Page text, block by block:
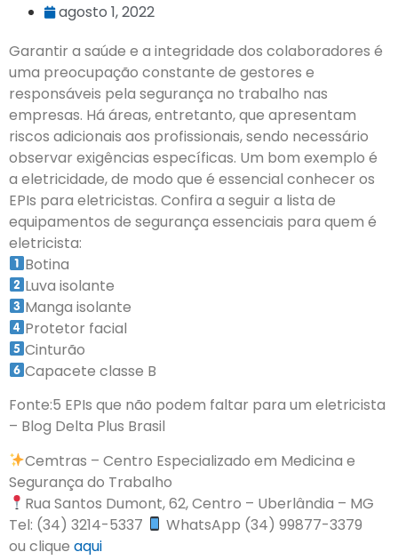
agosto 1, 2022
Garantir a saúde e a integridade dos colaboradores é
uma preocupação constante de gestores e
responsáveis pela segurança no trabalho nas
empresas. Há áreas, entretanto, que apresentam
riscos adicionais aos profissionais, sendo necessário
observar exigências específicas. Um bom exemplo é
a eletricidade, de modo que é essencial conhecer os
EPIs para eletricistas. Confira a seguir a lista de
equipamentos de segurança essenciais para quem é
eletricista:
Botina
Luva isolante
Manga isolante
Protetor facial
Cinturão
Capacete classe B
Fonte:5 EPIs que não podem faltar para um eletricista
– Blog Delta Plus Brasil
Cemtras – Centro Especializado em Medicina e
Segurança do Trabalho
Rua Santos Dumont, 62, Centro – Uberlândia – MG
Tel: (34) 3214-5337
WhatsApp (34) 99877-3379
ou clique aqui